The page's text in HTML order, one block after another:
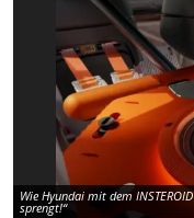
Wie Hyundai mit dem
sprengt!“